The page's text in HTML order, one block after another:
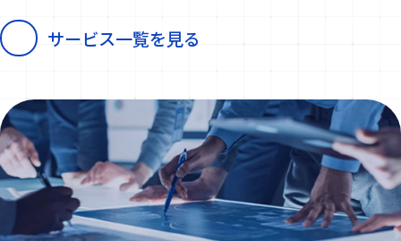
サービス一覧を見る